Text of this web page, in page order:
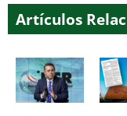
Artículos